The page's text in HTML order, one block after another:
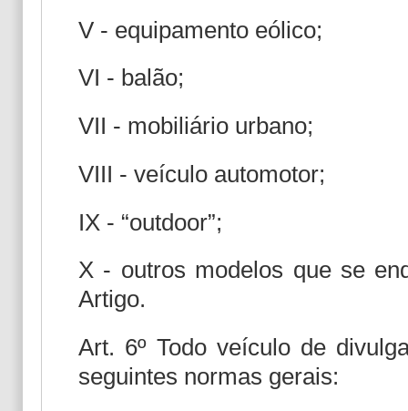
V - equipamento eólico;
VI - balão;
VII - mobiliário urbano;
VIII - veículo automotor;
IX - “outdoor”;
X - outros modelos que se
Artigo.
Art. 6º Todo veículo de
seguintes normas gerais: